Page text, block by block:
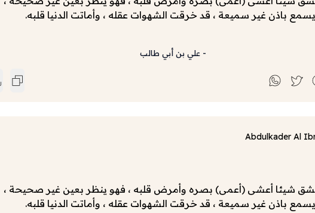
باذن غير سميعة ، قد خرقت الشهوات عقله ، وأماتت الدنيا قلبه.
-علي بن أبي طالب
Abdulkader Al
شيئا أعشى (أعمى) بصره وأمرض قلبه ، فهو ينظر بعين غير صحيحة ،
باذن غير سميعة ، قد خرقت الشهوات عقله ، وأماتت الدنيا قلبه.